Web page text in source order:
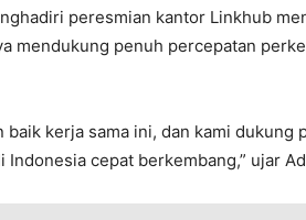
peresmian kantor Linkhub
mendukung penuh percepatan
kerja sama ini, dan kami dukung
cepat berkembang,” ujar